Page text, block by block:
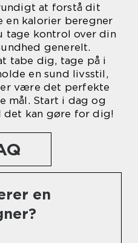
at forstå dit
en kalorier beregner
tage kontrol over din
generelt.
tabe dig, tage på i
en sund livsstil,
være det perfekte
mål. Start i dag og
det kan gøre for dig!
en